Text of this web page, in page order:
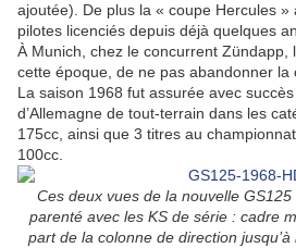
ajoutée). De plus la « coupe Hercules
pilotes licenciés depuis déjà quelques
À Munich, chez le concurrent Zündapp,
cette époque, de ne pas abandonner la
La saison 1968 fut assurée avec
d’Allemagne de tout-terrain dans les
175cc, ainsi que 3 titres au
100cc.
Ces deux vues de la nouvelle
parenté avec les KS de série : cadre
part de la colonne de direction jusqu’à